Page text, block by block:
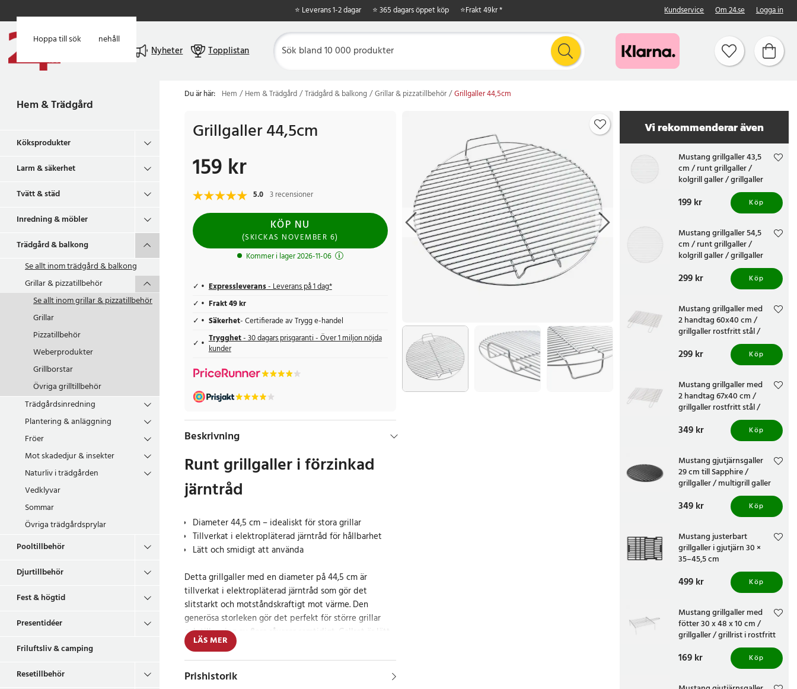
Hoppa till huvudinnehåll
Hoppa till sök
⭐ Leverans 1-2 dagar ⭐ 365 dagars öppet köp ⭐Frakt 49kr * Kundservice Om 24.se Logga in
Nyheter Topplistan
Hem & Trädgård
Köksprodukter
Larm & säkerhet
Tvätt & städ
Inredning & möbler
Trädgård & balkong
Se allt inomträdgård & balkong
Grillar & pizzatillbehör
Se allt inomgrillar & pizzatillbehör
Grillar
Pizzatillbehör
Weberprodukter
Grillborstar
Övriga grilltillbehör
Trädgårdsinredning
Plantering & anläggning
Fröer
Mot skadedjur & insekter
Naturliv i trädgården
Vedklyvar
Sommar
Övriga trädgårdsprylar
Pooltillbehör
Djurtillbehör
Fest & högtid
Presentidéer
Friluftsliv & camping
Resetillbehör
Du är här: Hem Hem & Trädgård Trädgård & balkong Grillar & pizzatillbehör Grillgaller 44,5cm
Grillgaller 44,5cm
Pris:159 kr
159 kr
5.0 3 recensioner
KÖP NU
(SKICKAS NOVEMBER 6)
Kommer i lager 2026-11-06
Expressleverans- Leverans på 1 dag*
Frakt 49 kr
Säkerhet- Certifierade av Trygg e-handel
Trygghet- 30 dagars prisgaranti - Över 1 miljon nöjda
kunder
Beskrivning
Runt grillgaller i förzinkad
järntråd
Diameter 44,5 cm – idealiskt för stora grillar
Tillverkat i elektropläterad järntråd för hållbarhet
Lätt och smidigt att använda
Detta grillgaller med en diameter på 44,5 cm är
tillverkat i elektropläterad järntråd som gör det
slitstarkt och motståndskraftigt mot värme. Den
generösa storleken gör det perfekt för större grillar
och tillagning av flera råvaror samtidigt. Gallret är lätt
att hantera och kan enkelt placeras eller flyttas vid
behov.
LÄS MER
Prishistorik
Vi rekommenderar även
Mustang grillgaller 43,5
cm / runt grillgaller /
kolgrill galler / grillgaller
Pris :199 kr
199 kr Köp
Mustang grillgaller 54,5
cm / runt grillgaller /
kolgrill galler / grillgaller
Pris:299 kr
299 kr Köp
Mustang grillgaller med
2 handtag 60x40 cm /
grillgaller rostfritt stål /
Pris:299 kr
299 kr Köp
Mustang grillgaller med
2 handtag 67x40 cm /
grillgaller rostfritt stål /
Pris:349 kr
349 kr Köp
Mustang gjutjärnsgaller
29 cm till Sapphire /
grillgaller / multigrill galler
Pris:349 kr
349 kr Köp
Mustang justerbart
grillgaller i gjutjärn 30 ×
35–45,5 cm
Pris:499 kr
499 kr Köp
Mustang grillgaller med
fötter 30 x 48 x 10 cm /
grillgaller / grillrist i rostfritt
Pris :169 kr
169 kr Köp